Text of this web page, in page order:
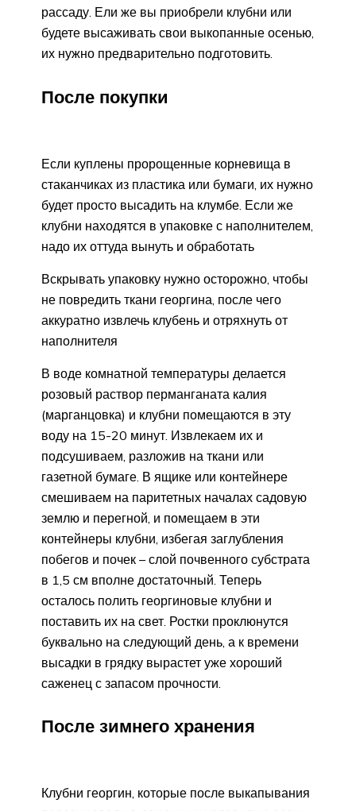
рассаду. Ели же вы приобрели клубни или
будете высаживать свои выкопанные осенью,
их нужно предварительно подготовить.
После покупки
Если куплены пророщенные корневища в
стаканчиках из пластика или бумаги, их нужно
будет просто высадить на клумбе. Если же
клубни находятся в упаковке с наполнителем,
надо их оттуда вынуть и обработать
Вскрывать упаковку нужно осторожно, чтобы
не повредить ткани георгина, после чего
аккуратно извлечь клубень и отряхнуть от
наполнителя
В воде комнатной температуры делается
розовый раствор перманганата калия
(марганцовка) и клубни помещаются в эту
воду на 15-20 минут. Извлекаем их и
подсушиваем, разложив на ткани или
газетной бумаге. В ящике или контейнере
смешиваем на паритетных началах садовую
землю и перегной, и помещаем в эти
контейнеры клубни, избегая заглубления
побегов и почек – слой почвенного субстрата
в 1,5 см вполне достаточный. Теперь
осталось полить георгиновые клубни и
поставить их на свет. Ростки проклюнутся
буквально на следующий день, а к времени
высадки в грядку вырастет уже хороший
саженец с запасом прочности.
После зимнего хранения
Клубни георгин, которые после выкапывания